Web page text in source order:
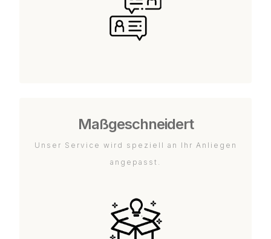
Maßgeschneidert
Unser Service wird speziell an Ihr Anliegen
angepasst.